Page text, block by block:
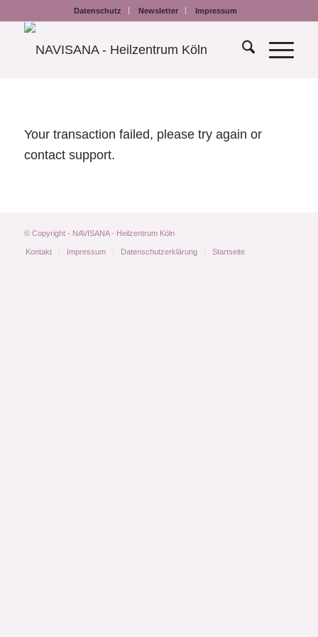
Datenschutz Newsletter Impressum
Your transaction failed, please try again or
contact support.
© Copyright - NAVISANA - Heilzentrum Köln
Kontakt Impressum Datenschutzerklärung Startseite